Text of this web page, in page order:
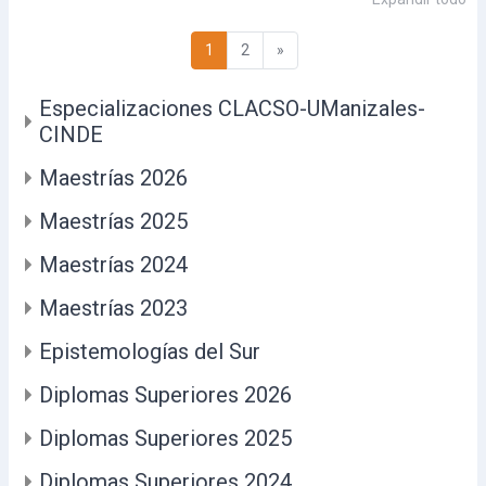
1 Página 1
2 Página 2
»
Especializaciones CLACSO-UManizales-
CINDE
Maestrías 2026
Maestrías 2025
Maestrías 2024
Maestrías 2023
Epistemologías del Sur
Diplomas Superiores 2026
Diplomas Superiores 2025